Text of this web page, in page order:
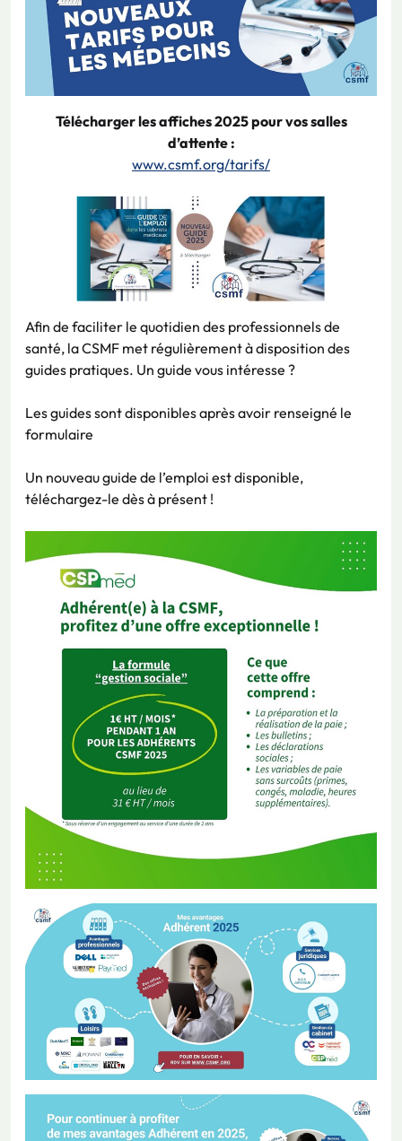
Télécharger les affiches 2025 pour vos salles
d’attente :
www.csmf.org/tarifs/
Afin de faciliter le quotidien des professionnels de
santé, la CSMF met régulièrement à disposition des
guides pratiques. Un guide vous intéresse ?
Les guides sont disponibles après avoir renseigné le
formulaire
Un nouveau guide de l’emploi est disponible,
téléchargez-le dès à présent !